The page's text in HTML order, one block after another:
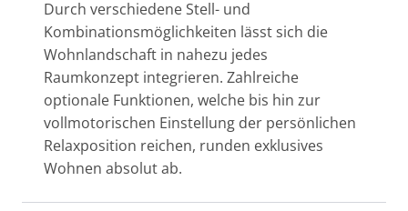
Durch verschiedene Stell- und
Kombinationsmöglichkeiten lässt sich die
Wohnlandschaft in nahezu jedes
Raumkonzept integrieren. Zahlreiche
optionale Funktionen, welche bis hin zur
vollmotorischen Einstellung der persönlichen
Relaxposition reichen, runden exklusives
Wohnen absolut ab.